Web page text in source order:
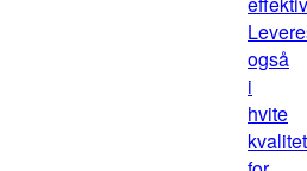
også
i
hvite